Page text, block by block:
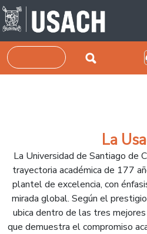
Pasar al contenido principal
Buscar
La
La Universidad de Santiago de
trayectoria académica de 177
plantel de excelencia, con
mirada global. Según el
ubica dentro de las tres
que demuestra el compromiso